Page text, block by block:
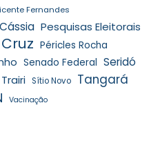
Fernandes
Pesquisas Eleitorais
Péricles Rocha
Senado Federal Seridó
Sítio Novo Tangará
Vacinação